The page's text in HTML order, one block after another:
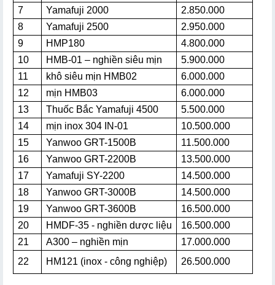
7
Yamafuji 2000
2.850.000
8
Yamafuji 2500
2.950.000
9
HMP180
4.800.000
10
HMB-01 – nghiền siêu mịn
5.900.000
11
khô siêu mịn HMB02
6.000.000
12
mịn HMB03
6.000.000
13
Thuốc Bắc Yamafuji 4500
5.500.000
14
mịn inox 304 IN-01
10.500.000
15
Yanwoo GRT-1500B
11.500.000
16
Yanwoo GRT-2200B
13.500.000
17
Yamafuji SY-2200
14.500.000
18
Yanwoo GRT-3000B
14.500.000
19
Yanwoo GRT-3600B
16.500.000
20
HMDF-35 - nghiền dược liệu
16.500.000
21
A300 – nghiền mịn
17.000.000
22
HM121 (inox - công nghiệp) 26.500.000